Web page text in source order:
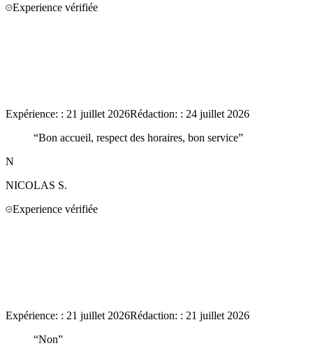
Experience vérifiée
Expérience: : 21 juillet 2026Rédaction: : 24 juillet 2026
“Bon accueil, respect des horaires, bon service”
N
NICOLAS S.
Experience vérifiée
Expérience: : 21 juillet 2026Rédaction: : 21 juillet 2026
“Non”